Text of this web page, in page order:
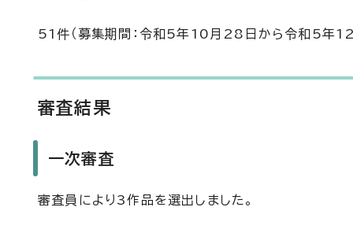
51件（募集期間：令和5年10月28日から令和5年
審査結果
一次審査
審査員により3作品を選出しました。